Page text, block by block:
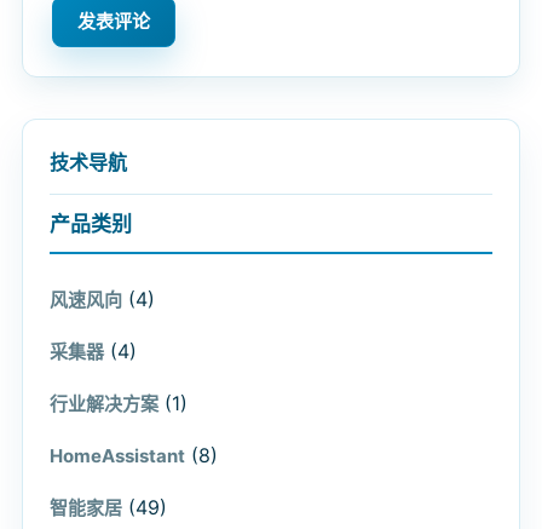
技术导航
产品类别
风速风向 (4)
采集器 (4)
行业解决方案 (1)
HomeAssistant (8)
智能家居 (49)